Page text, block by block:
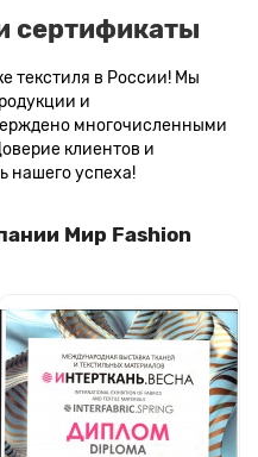
сертификаты
текстиля в России! Мы
и
многочисленными
клиентов и
нашего успеха!
Мир Fashion